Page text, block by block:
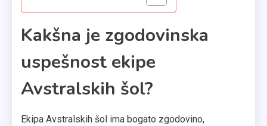
Kakšna je zgodovinska
uspešnost ekipe
Avstralskih šol?
Ekipa Avstralskih šol ima bogato zgodovino,